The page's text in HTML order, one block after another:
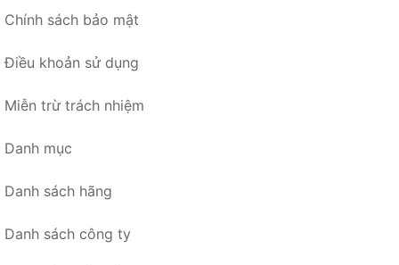
Chính sách bảo mật
Điều khoản sử dụng
Miễn trừ trách nhiệm
Danh mục
Danh sách hãng
Danh sách công ty